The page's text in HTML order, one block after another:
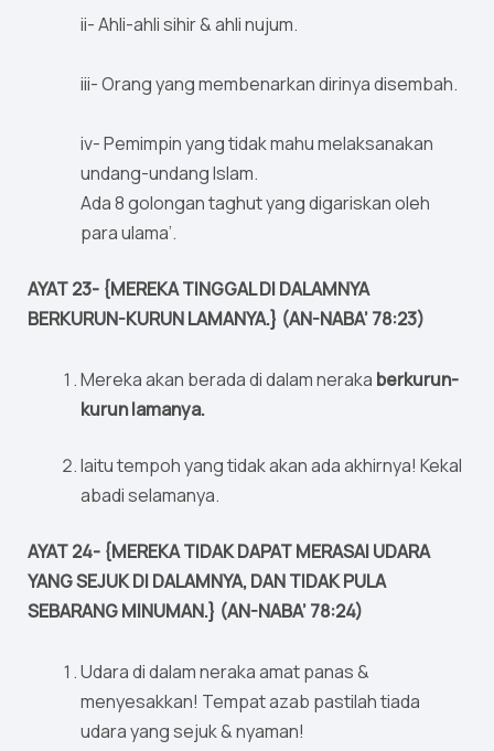
ii- Ahli-ahli sihir & ahli nujum.
iii- Orang yang membenarkan dirinya disembah.
iv- Pemimpin yang tidak mahu melaksanakan
undang-undang Islam.
Ada 8 golongan taghut yang digariskan oleh
para ulama’.
AYAT 23- {MEREKA TINGGAL DI DALAMNYA
BERKURUN-KURUN LAMANYA.} (AN-NABA’ 78:23)
Mereka akan berada di dalam neraka berkurun-
kurun lamanya.
Iaitu tempoh yang tidak akan ada akhirnya! Kekal
abadi selamanya.
AYAT 24- {MEREKA TIDAK DAPAT MERASAI UDARA
YANG SEJUK DI DALAMNYA, DAN TIDAK PULA
SEBARANG MINUMAN.} (AN-NABA’ 78:24)
Udara di dalam neraka amat panas &
menyesakkan! Tempat azab pastilah tiada
udara yang sejuk & nyaman!